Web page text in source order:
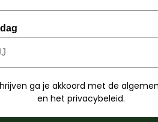
- de randen. Deze
je saus van een
ga je akkoord met de
en het privacybeleid.